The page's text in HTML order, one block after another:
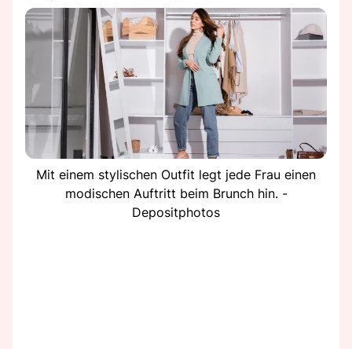
Mit einem stylischen Outfit legt jede Frau einen
modischen Auftritt beim Brunch hin. -
Depositphotos